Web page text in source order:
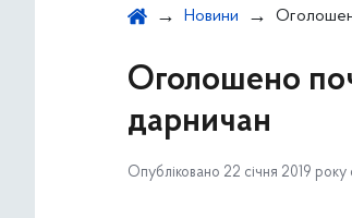
Новини Оголошено
Оголошено
дарничан
Опубліковано 22 січня 2019 року